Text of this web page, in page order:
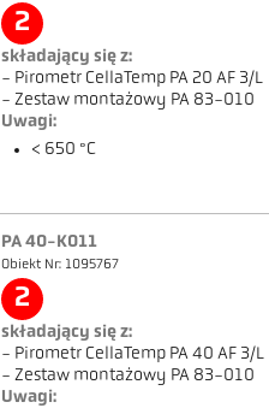
2
składający się z:
- Pirometr CellaTemp PA 20 AF 3/L
- Zestaw montażowy PA 83-010
Uwagi:
< 650 °C
PA 40-K011
Obiekt Nr: 1095767
2
składający się z:
- Pirometr CellaTemp PA 40 AF 3/L
- Zestaw montażowy PA 83-010
Uwagi: